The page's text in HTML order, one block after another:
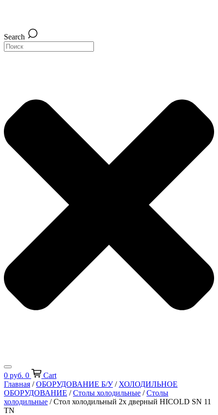
Search
0 руб. 0
Cart
Главная /ОБОРУДОВАНИЕ Б/У/ ХОЛОДИЛЬНОЕ
ОБОРУДОВАНИЕ /Столы холодильные /Столы
холодильные / Стол холодильный 2х дверный HICOLD SN 11
TN